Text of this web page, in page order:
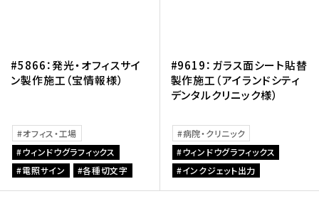
#5866：発光・オフィスサイ
ン製作施工（宝情報様）
オフィス・工場
ウィンドウグラフィックス
電照サイン
各種切文字
#9619：ガラス面シート貼替
製作施工（アイランドシティ
デンタルクリニック様）
病院・クリニック
ウィンドウグラフィックス
インクジェット出力